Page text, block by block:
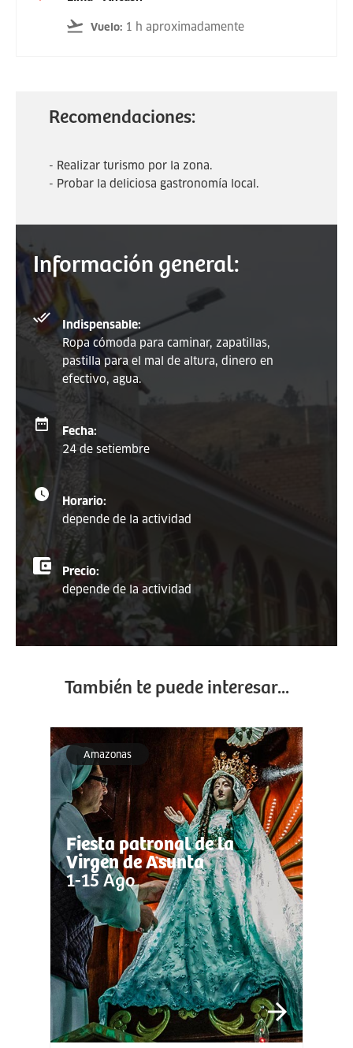
Vuelo: 1 h aproximadamente
Recomendaciones:
- Realizar turismo por la zona.
- Probar la deliciosa gastronomía local.
Información general:
Indispensable:
Ropa cómoda para caminar, zapatillas,
pastilla para el mal de altura, dinero en
efectivo, agua.
Fecha:
24 de setiembre
Horario:
depende de la actividad
Precio:
depende de la actividad
También te puede interesar...
Amazonas
Fiesta patronal de la
Virgen de Asunta
1-15 Ago